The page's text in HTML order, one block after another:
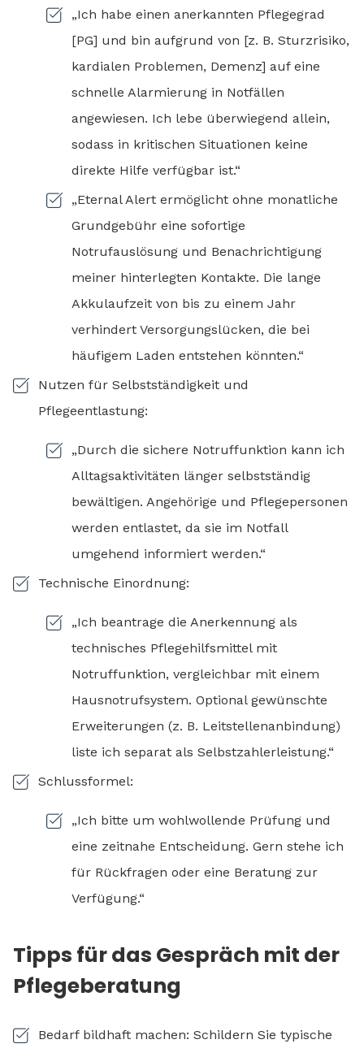
„Ich habe einen anerkannten Pflegegrad
[PG] und bin aufgrund von [z. B. Sturzrisiko,
kardialen Problemen, Demenz] auf eine
schnelle Alarmierung in Notfällen
angewiesen. Ich lebe überwiegend allein,
sodass in kritischen Situationen keine
direkte Hilfe verfügbar ist.“
„Eternal Alert ermöglicht ohne monatliche
Grundgebühr eine sofortige
Notrufauslösung und Benachrichtigung
meiner hinterlegten Kontakte. Die lange
Akkulaufzeit von bis zu einem Jahr
verhindert Versorgungslücken, die bei
häufigem Laden entstehen könnten.“
Nutzen für Selbstständigkeit und
Pflegeentlastung:
„Durch die sichere Notruffunktion kann ich
Alltagsaktivitäten länger selbstständig
bewältigen. Angehörige und Pflegepersonen
werden entlastet, da sie im Notfall
umgehend informiert werden.“
Technische Einordnung:
„Ich beantrage die Anerkennung als
technisches Pflegehilfsmittel mit
Notruffunktion, vergleichbar mit einem
Hausnotrufsystem. Optional gewünschte
Erweiterungen (z. B. Leitstellenanbindung)
liste ich separat als Selbstzahlerleistung.“
Schlussformel:
„Ich bitte um wohlwollende Prüfung und
eine zeitnahe Entscheidung. Gern stehe ich
für Rückfragen oder eine Beratung zur
Verfügung.“
Tipps für das Gespräch mit der
Pflegeberatung
Bedarf bildhaft machen: Schildern Sie typische